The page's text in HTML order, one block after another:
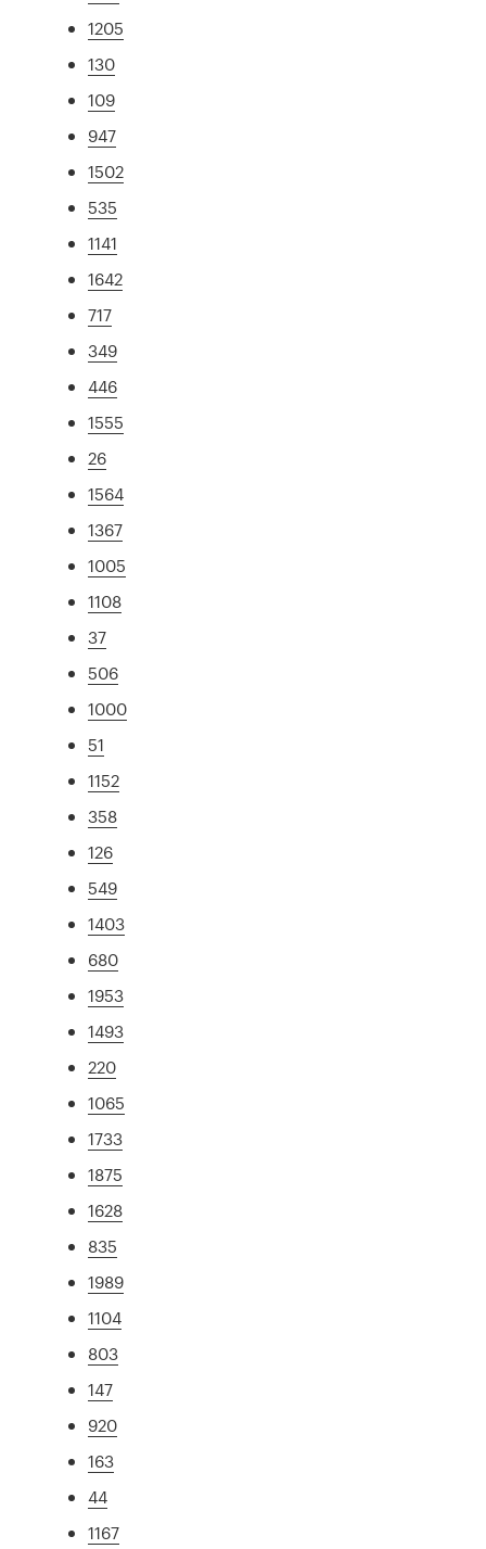
1205
130
109
947
1502
535
1141
1642
717
349
446
1555
26
1564
1367
1005
1108
37
506
1000
51
1152
358
126
549
1403
680
1953
1493
220
1065
1733
1875
1628
835
1989
1104
803
147
920
163
44
1167